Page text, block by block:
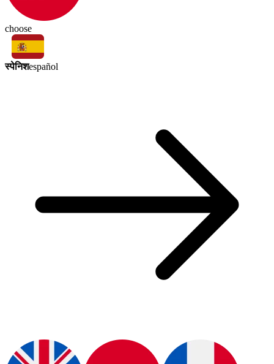
choose
स्पेनिशespañol